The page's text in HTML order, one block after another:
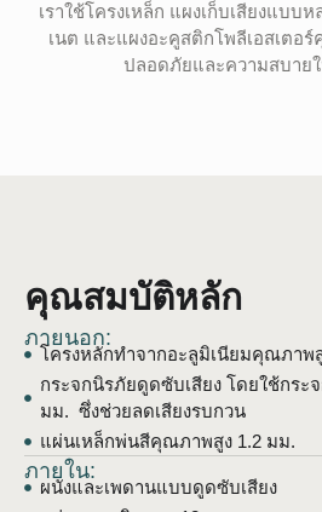
เราใช้โครงเหล็ก แผงเก็บเสียงแบบ
เนต และแผงอะคูสติกโพลีเอสเตอ
ปลอดภัยและความสบาย
คุณสมบัติหลัก
ภายนอก:
โครงหลักทำจากอะลูมิเนียมคุณภาพ
กระจกนิรภัยดูดซับเสียง โดยใช้กระ
มม. ซึ่งช่วยลดเสียงรบกวน
แผ่นเหล็กพ่นสีคุณภาพสูง 1.2 มม.
ภายใน:
ผนังและเพดานแบบดูดซับเสียง